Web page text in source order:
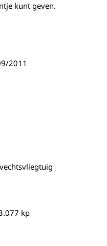
kunt geven.
2011
kp